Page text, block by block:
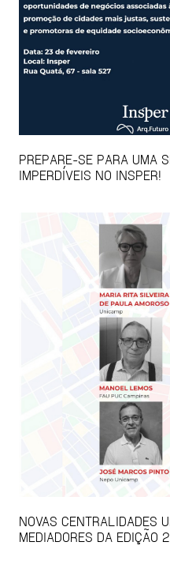
PREPARE-SE PARA UMA
IMPERDÍVEIS NO INSPER!
NOVAS CENTRALIDADES
MEDIADORES DA EDIÇÃO